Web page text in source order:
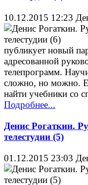
10.12.2015 12:23
публикует новый
адресованной
телепрограмм.
сложно, но можно.
найти учебники со
Подробнее...
Денис Рогаткин.
телестудии (5)
01.12.2015 23:03